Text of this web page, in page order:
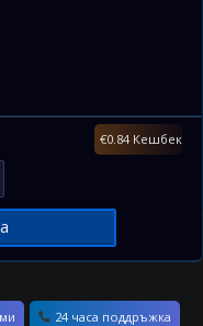
€0.84 Кешбек
24 часа поддръжка